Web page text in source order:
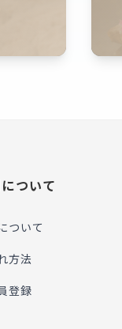
ついて
ついて
方法
登録